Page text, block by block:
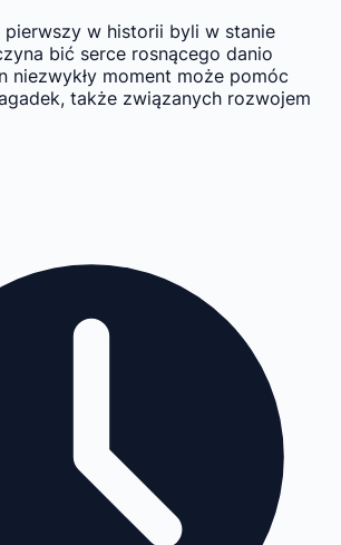
w historii byli w stanie
bić serce rosnącego danio
niezwykły moment może pomóc
także związanych rozwojem